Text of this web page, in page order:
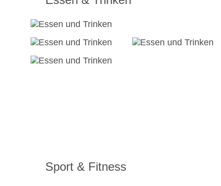
Sport & Fitness